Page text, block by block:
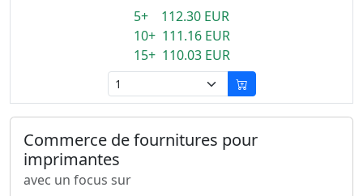
5+ 112.30 EUR
10+ 111.16 EUR
15+ 110.03 EUR
Commerce de fournitures pour
imprimantes
avec un focus sur